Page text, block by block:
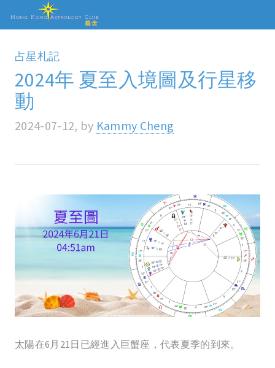
占星札記
2024年 夏至入境圖及行星移
動
2024-07-12, by Kammy Cheng
太陽在6月21日已經進入巨蟹座，代表夏季的到來。